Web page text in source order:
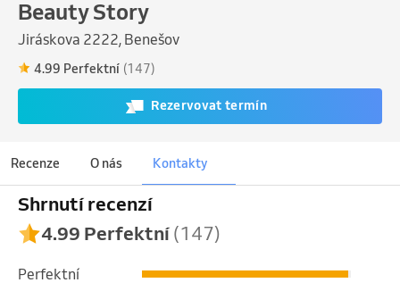
Beauty Story
Jiráskova 2222, Benešov
4.99 Perfektní (147)
Rezervovat termín
Recenze O nás Kontakty
Shrnutí recenzí
4.99 Perfektní(147)
Perfektní